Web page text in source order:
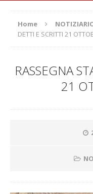
Home
DETTI E SCRITTI 21
RASSEGNA
21